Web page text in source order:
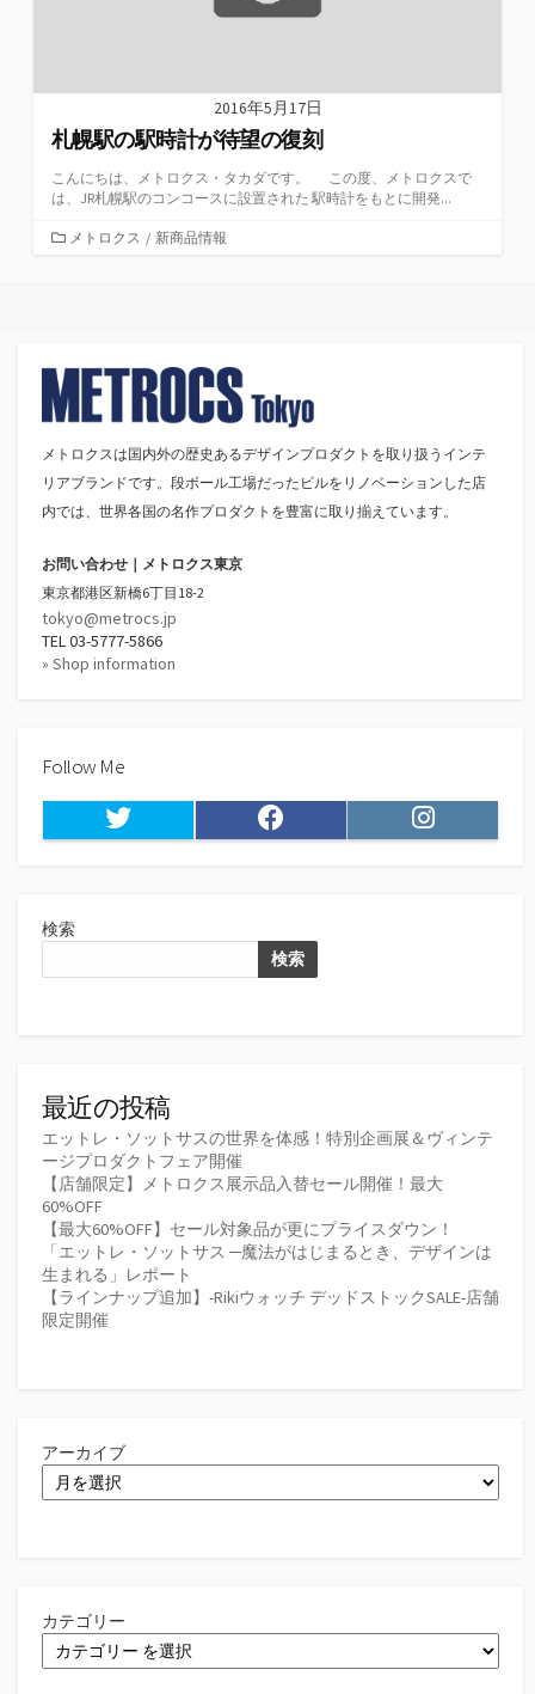
2016年5月17日
札幌駅の駅時計が待望の復刻
こんにちは、メトロクス・タカダです。 この度、メトロクスで
は、JR札幌駅のコンコースに設置された 駅時計をもとに開発...
カメトロクス / 新商品情報
メトロクスは国内外の歴史あるデザインプロダクトを取り扱うインテ
リアブランドです。段ボール工場だったビルをリノベーションした店
内では、世界各国の名作プロダクトを豊富に取り揃えています。
お問い合わせ｜メトロクス東京
東京都港区新橋6丁目18-2
tokyo@metrocs.jp
TEL 03-5777-5866
» Shop information
Follow Me
Twitter Facebook Instagram
検索
検索
最近の投稿
エットレ・ソットサスの世界を体感！特別企画展＆ヴィンテ
ージプロダクトフェア開催
【店舗限定】メトロクス展示品入替セール開催！最大
60%OFF
【最大60%OFF】セール対象品が更にプライスダウン！
「エットレ・ソットサス ─魔法がはじまるとき、デザインは
生まれる」レポート
【ラインナップ追加】-Rikiウォッチ デッドストックSALE-店舗
限定開催
アーカイブ
カテゴリー